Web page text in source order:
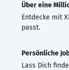
Über eine
Entdecke mit
passt.
Persönliche
Lass Dich